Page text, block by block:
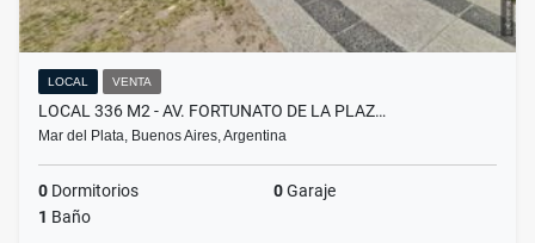
LOCAL VENTA
LOCAL 336 M2 - AV. FORTUNATO DE LA PLAZ…
Mar del Plata, Buenos Aires, Argentina
0 Dormitorios 0Garaje
1 Baño